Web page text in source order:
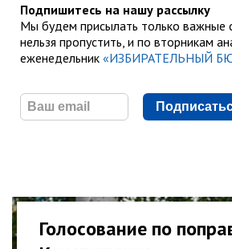
Подпишитесь на нашу рассылку
Мы будем присылать только важные
нельзя пропустить, и по вторникам
еженедельник «ИЗБИРАТЕЛЬНЫЙ
Голосование по